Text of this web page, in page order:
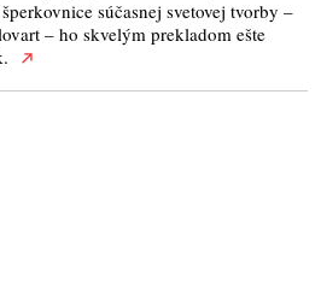
súčasnej svetovej tvorby –
– ho skvelým prekladom ešte